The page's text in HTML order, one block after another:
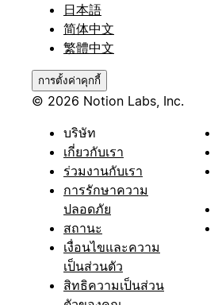
日本語
简体中文
繁體中文
การตั้งค่าคุกกี้
© 2026 Notion Labs, Inc.
บริษัท
เกี่ยวกับเรา
ร่วมงานกับเรา
การรักษาความ
ปลอดภัย
สถานะ
เงื่อนไขและความ
เป็นส่วนตัว
สิทธิความเป็นส่วน